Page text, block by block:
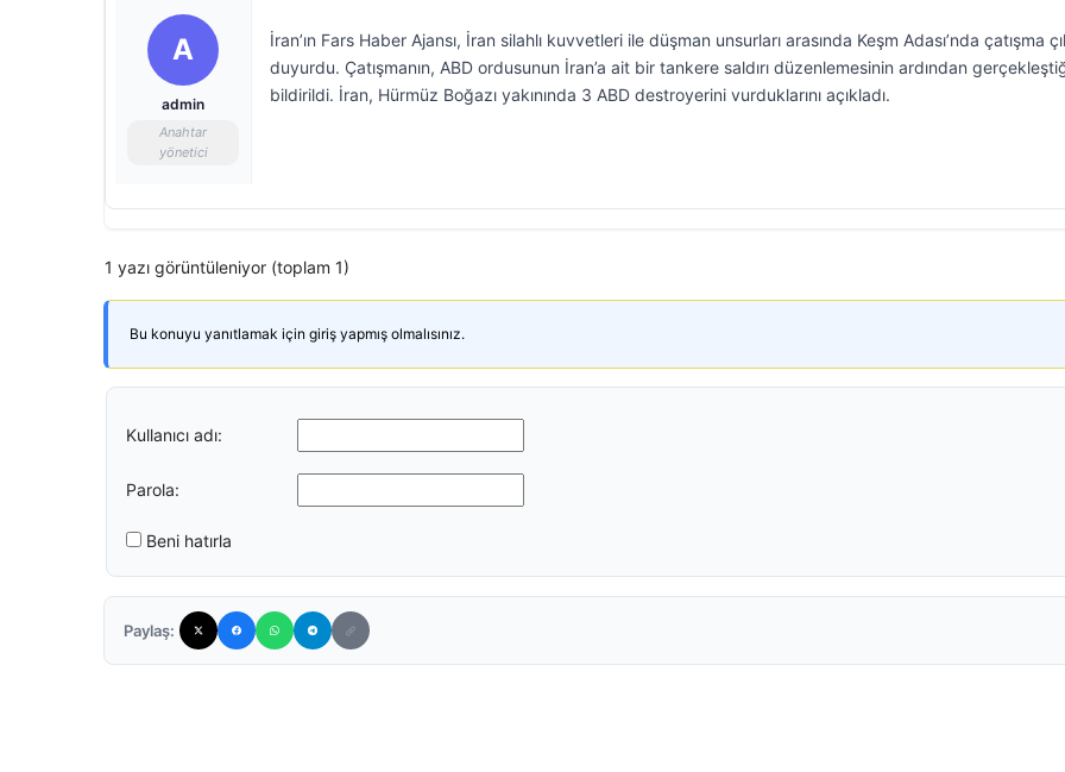
A
admin
Anahtar
yönetici
İran’ın Fars Haber Ajansı, İran silahlı kuvvetleri ile düşman unsurları arasında Keşm Adası’nda çatışma
duyurdu. Çatışmanın, ABD ordusunun İran’a ait bir tankere saldırı düzenlemesinin ardından
bildirildi. İran, Hürmüz Boğazı yakınında 3 ABD destroyerini vurduklarını açıkladı.
1 yazı görüntüleniyor (toplam 1)
Bu konuyu yanıtlamak için giriş yapmış olmalısınız.
Kullanıcı adı:
Parola:
Beni hatırla
Paylaş: